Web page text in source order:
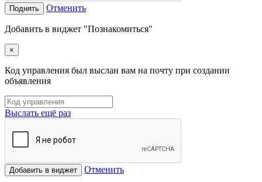
Поднять Отменить
Добавить в виджет "Познакомиться"
×
Код управления был выслан вам на почту при создании
объявления
Выслать ещё раз
Добавить в виджет Отменить